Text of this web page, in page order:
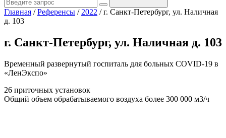
Главная / Референсы / 2022 /г. Санкт-Петербург, ул. Наличная
д. 103
г. Санкт-Петербург, ул. Наличная д. 103
Временный развернутый госпиталь для больных COVID-19 в
«ЛенЭкспо»
26 приточных установок
Общий объем обрабатываемого воздуха более 300 000 м3/ч